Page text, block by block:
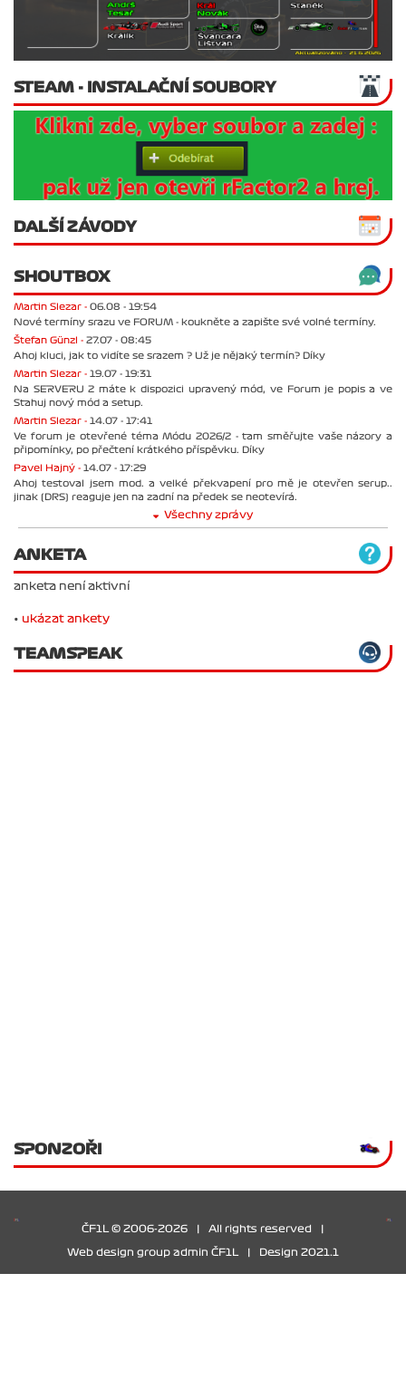
STEAM - INSTALAČNÍ SOUBORY
DALŠÍ ZÁVODY
SHOUTBOX
Martin Slezar - 06.08 - 19:54
Nové termíny srazu ve FORUM - koukněte a zapište své volné termíny.
Štefan Günzl - 27.07 - 08:45
Ahoj kluci, jak to vidíte se srazem ? Už je nějaký termín? Díky
Martin Slezar - 19.07 - 19:31
Na SERVERU 2 máte k dispozici upravený mód, ve Forum je popis a ve
Stahuj nový mód a setup.
Martin Slezar - 14.07 - 17:41
Ve forum je otevřené téma Módu 2026/2 - tam směřujte vaše názory a
připomínky, po přečtení krátkého příspěvku. Díky
Pavel Hajný - 14.07 - 17:29
Ahoj testoval jsem mod. a velké překvapení pro mě je otevřen serup..
jinak (DRS) reaguje jen na zadní na předek se neotevírá.
Všechny zprávy
ANKETA
anketa není aktivní
• ukázat ankety
TEAMSPEAK
SPONZOŘI
ČF1L © 2006-2026 All rights reserved
Web design group admin ČF1L Design 2021.1